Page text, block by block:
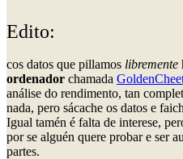
Edito:
cos datos que pillamos libremente
ordenador chamada
análise do rendimento, tan
nada, pero sácache os datos e
Igual tamén é falta de interese,
por se alguén quere probar e ser
partes.